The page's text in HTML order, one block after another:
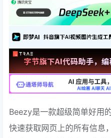
Beezy是一款超级简单好用
快速获取网页上的所有信息